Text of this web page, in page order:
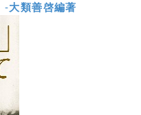
-大類善啓編著